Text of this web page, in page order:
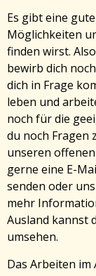
Es gibt eine
Möglichkeiten
finden wirst.
bewirb dich
dich in Frage
leben und
noch für die
du noch Fragen
unseren
gerne eine E-
senden oder
mehr
Ausland kannst
umsehen.
Das Arbeiten